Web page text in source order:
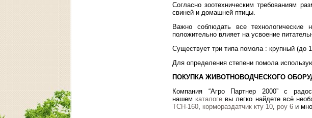
Согласно зоотехническим требованиям
свиней и домашней птицы.
Важно соблюдать все технологические
положительно влияет на усвоение
Существует три типа помола : крупный
Для определения степени помола
ПОКУПКА ЖИВОТНОВОДЧЕСКОГО
Компания “Агро Партнер 2000” с
нашем каталоге вы легко найдете всё
ТСН-160 кормораздатчик кту 10 роу 6 и